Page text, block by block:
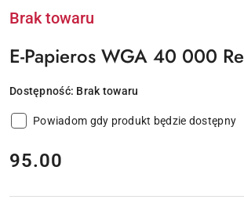
Brak towaru
E-Papieros WGA 40 000
Dostępność: Brak towaru
Powiadom gdy produkt będzie dostępny
cena:
95.00